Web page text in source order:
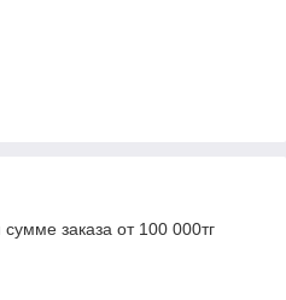
заказа от 100 000тг